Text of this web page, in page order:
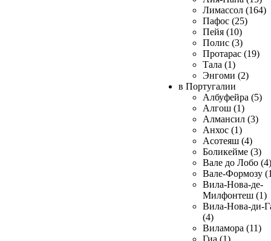
Лимассол (164)
Пафос (25)
Пейя (10)
Полис (3)
Протарас (19)
Тала (1)
Энгоми (2)
в Португалии
Албуфейра (5)
Алгош (1)
Алмансил (3)
Анхос (1)
Асотеяш (4)
Боликейме (3)
Вале до Лобо (4)
Вале-Формозу
Вила-Нова-де-
Милфонтеш (1)
Вила-Нова-ди-
(4)
Виламора (11)
Гиа (1)